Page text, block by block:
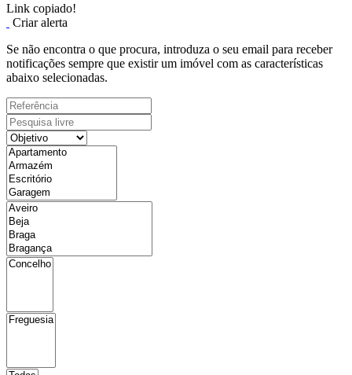
Link copiado!
Criar alerta
Se não encontra o que procura, introduza o seu email para receber
notificações sempre que existir um imóvel com as características
abaixo selecionadas.